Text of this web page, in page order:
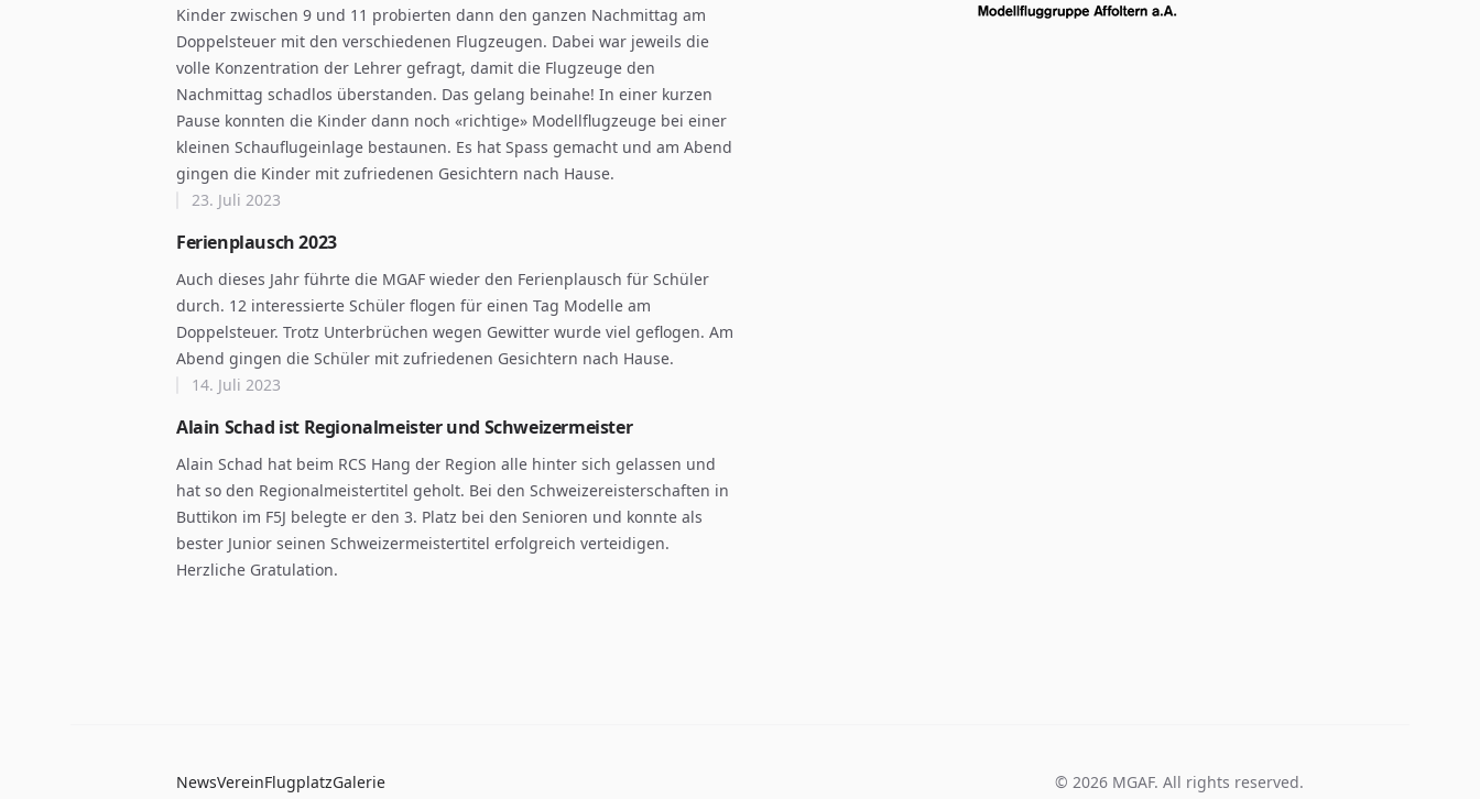
Kinder zwischen 9 und 11 probierten dann den ganzen Nachmittag am
Doppelsteuer mit den verschiedenen Flugzeugen. Dabei war jeweils die
volle Konzentration der Lehrer gefragt, damit die Flugzeuge den
Nachmittag schadlos überstanden. Das gelang beinahe! In einer kurzen
Pause konnten die Kinder dann noch «richtige» Modellflugzeuge bei einer
kleinen Schauflugeinlage bestaunen. Es hat Spass gemacht und am Abend
gingen die Kinder mit zufriedenen Gesichtern nach Hause.
Ferienplausch 2023
23. Juli 2023
Auch dieses Jahr führte die MGAF wieder den Ferienplausch für Schüler
durch. 12 interessierte Schüler flogen für einen Tag Modelle am
Doppelsteuer. Trotz Unterbrüchen wegen Gewitter wurde viel geflogen. Am
Abend gingen die Schüler mit zufriedenen Gesichtern nach Hause.
Alain Schad ist Regionalmeister und Schweizermeister
14. Juli 2023
Alain Schad hat beim RCS Hang der Region alle hinter sich gelassen und
hat so den Regionalmeistertitel geholt. Bei den Schweizereisterschaften in
Buttikon im F5J belegte er den 3. Platz bei den Senioren und konnte als
bester Junior seinen Schweizermeistertitel erfolgreich verteidigen.
Herzliche Gratulation.
NewsVereinFlugplatzGalerie © 2026 MGAF. All rights reserved.